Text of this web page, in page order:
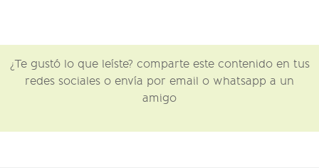
¿Te gustó lo que leíste? comparte este contenido en tus
redes sociales o envía por email o whatsapp a un
amigo